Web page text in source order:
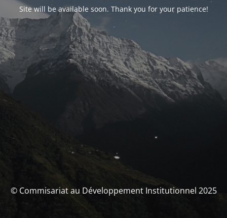
Site will be available soon. Thank you for your patience!
© Commisariat au Développement Institutionnel 2025